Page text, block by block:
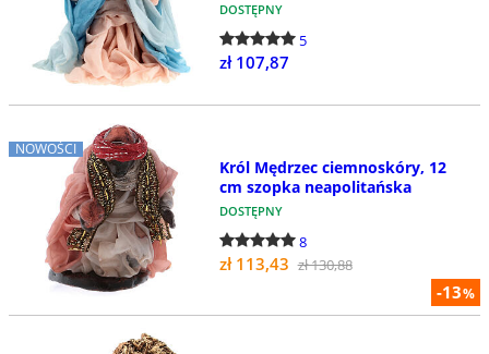
DOSTĘPNY
5
zł 107,87
NOWOŚCI
-13%
Król Mędrzec ciemnoskóry, 12
cm szopka neapolitańska
DOSTĘPNY
8
zł 113,43 zł 130,88